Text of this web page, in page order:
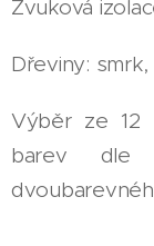
Zvuková
Dřeviny:
Výběr ze 12
barev dle